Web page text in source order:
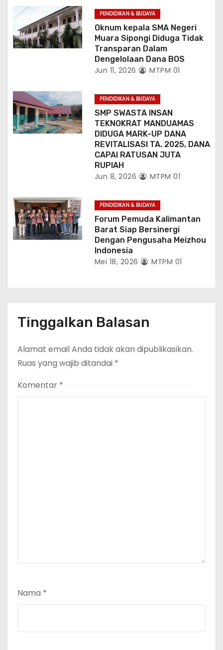
PENDIDIKAN & BUDAYA
Oknum kepala SMA Negeri
Muara Sipongi Diduga Tidak
Transparan Dalam
Dengelolaan Dana BOS
Jun 11, 2026 MTPM 01
PENDIDIKAN & BUDAYA
SMP SWASTA INSAN
TEKNOKRAT MANDUAMAS
DIDUGA MARK-UP DANA
REVITALISASI TA. 2025, DANA
CAPAI RATUSAN JUTA
RUPIAH
Jun 8, 2026 MTPM 01
PENDIDIKAN & BUDAYA
Forum Pemuda Kalimantan
Barat Siap Bersinergi
Dengan Pengusaha Meizhou
Indonesia
Mei 18, 2026 MTPM 01
Tinggalkan Balasan
Alamat email Anda tidak akan dipublikasikan.
Ruas yang wajib ditandai *
Komentar *
Nama *